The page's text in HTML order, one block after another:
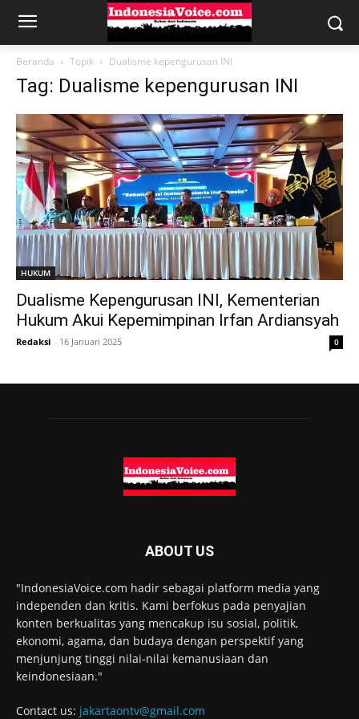
Beranda Topik Dualisme kepengurusan INI
Tag: Dualisme kepengurusan INI
HUKUM
Dualisme Kepengurusan INI, Kementerian
Hukum Akui Kepemimpinan Irfan Ardiansyah
Redaksi - 16 Januari 2025 0
ABOUT US
"IndonesiaVoice.com hadir sebagai platform media yang
independen dan kritis. Kami berfokus pada penyajian
konten berkualitas yang mencakup isu sosial, politik,
ekonomi, agama, dan budaya dengan perspektif yang
menjunjung tinggi nilai-nilai kemanusiaan dan
keindonesiaan."
Contact us: jakartaontv@gmail.com